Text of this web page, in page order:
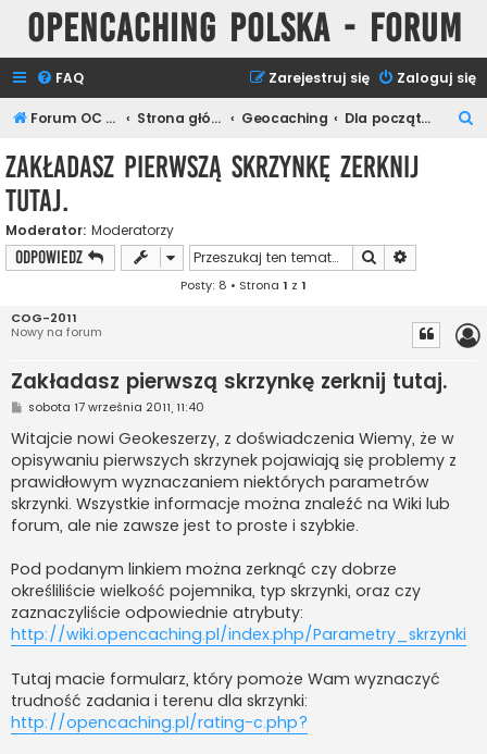
Opencaching Polska - Forum
FAQ Zaloguj się
Zarejestruj się
Forum OC PL Strona główna Geocaching Dla początkujących
Zakładasz pierwszą skrzynkę zerknij
tutaj.
Moderator: Moderatorzy
ODPOWIEDZ Szukaj
Posty: 8 • Strona 1 z 1
COG-2011
Nowy na forum
Zakładasz pierwszą skrzynkę zerknij tutaj.
P
s
t
sobota 17 września 2011, 11:40
Witajcie nowi Geokeszerzy, z doświadczenia Wiemy, że w
opisywaniu pierwszych skrzynek pojawiają się problemy z
prawidłowym wyznaczaniem niektórych parametrów
skrzynki. Wszystkie informacje można znaleźć na Wiki lub
forum, ale nie zawsze jest to proste i szybkie.
Pod podanym linkiem można zerknąć czy dobrze
określiliście wielkość pojemnika, typ skrzynki, oraz czy
zaznaczyliście odpowiednie atrybuty:
http://wiki.opencaching.pl/index.php/Parametry_skrzynki
Tutaj macie formularz, który pomoże Wam wyznaczyć
trudność zadania i terenu dla skrzynki:
http://opencaching.pl/rating-c.php?